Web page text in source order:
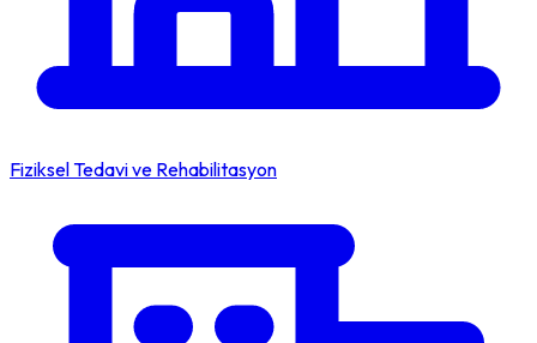
Fiziksel Tedavi ve Rehabilitasyon